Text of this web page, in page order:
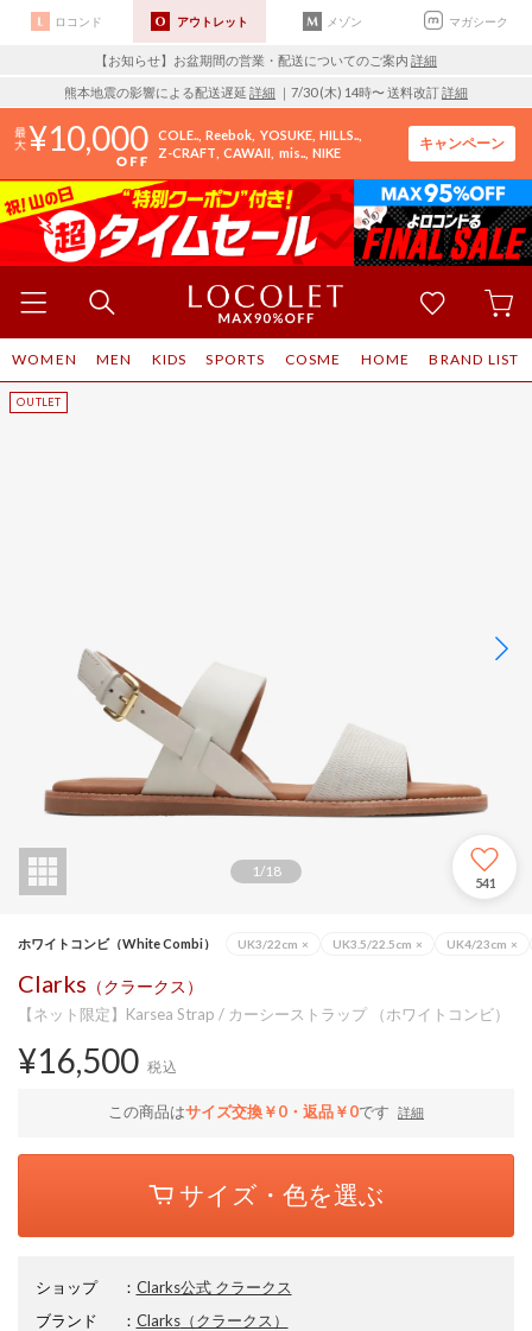
ロコンド アウトレット メゾン マガシーク
【お知らせ】お盆期間の営業・配送についてのご案内 詳細
熊本地震の影響による配送遅延 詳細 ｜7/30 (木) 14時〜 送料改訂詳細
10,000 COLE.. Reebok YOSUKE HILLS..
Z-CRAFT CAWAII mis.. NIKE
キャンペーン
WOMEN MEN KIDS SPORTS COSME HOME BRAND LIST
1/18
541
ホワイトコンビ（White Combi） UK3/22cm × UK3.5/22.5cm × UK4/23cm ×
Clarks （クラークス）
【ネット限定】Karsea Strap / カーシーストラップ （ホワイトコンビ）
¥16,500 税込
この商品はサイズ交換￥0・返品￥0です 詳細
サイズ・色を選ぶ
ショップ ： Clarks公式 クラークス
ブランド
： Clarks（クラークス）